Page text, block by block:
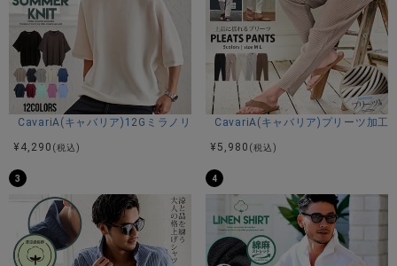
CavariA(キャバリア)12Gミラノリブクルーネックドルマンハーフスリー
¥ 4,290 (税込)
CavariA(キャバリア)プリーツ加工
¥ 5,980 (税込)
3 4